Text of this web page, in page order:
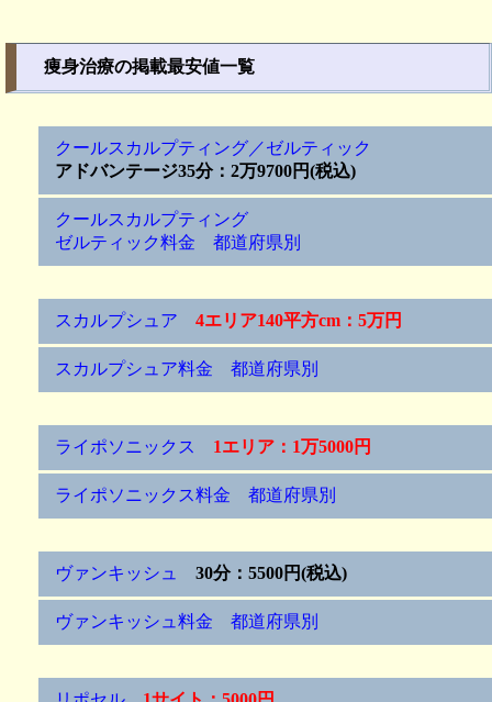
痩身治療の掲載最安値一覧
クールスカルプティング／ゼルティック
アドバンテージ35分：2万9700円(税込)
クールスカルプティング
ゼルティック料金 都道府県別
スカルプシュア 4エリア140平方cm：5万円
スカルプシュア料金 都道府県別
ライポソニックス 1エリア：1万5000円
ライポソニックス料金 都道府県別
ヴァンキッシュ 30分：5500円(税込)
ヴァンキッシュ料金 都道府県別